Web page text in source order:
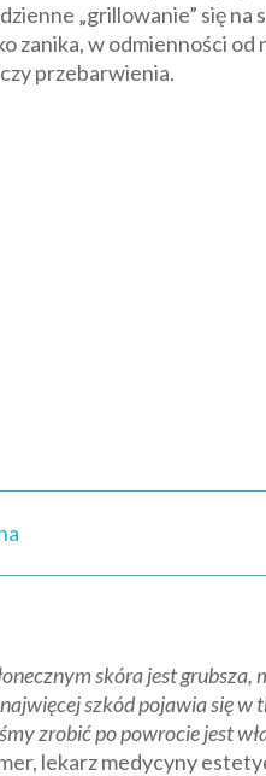
„grillowanie” się
zanika, w odmienności
przebarwienia.
skóra jest
szkód pojawia się
zrobić po powrocie jest
lekarz medycyny